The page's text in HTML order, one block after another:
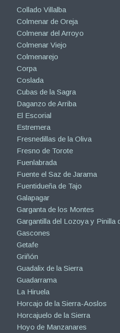
Collado Villalba
Colmenar de Oreja
Colmenar del Arroyo
Colmenar Viejo
Colmenarejo
Corpa
Coslada
Cubas de la Sagra
Daganzo de Arriba
El Escorial
Estremera
Fresnedillas de la Oliva
Fresno de Torote
Fuenlabrada
Fuente el Saz de Jarama
Fuentidueña de Tajo
Galapagar
Garganta de los Montes
Gargantilla del Lozoya y Pinilla
Gascones
Getafe
Griñón
Guadalix de la Sierra
Guadarrama
La Hiruela
Horcajo de la Sierra-Aoslos
Horcajuelo de la Sierra
Hoyo de Manzanares